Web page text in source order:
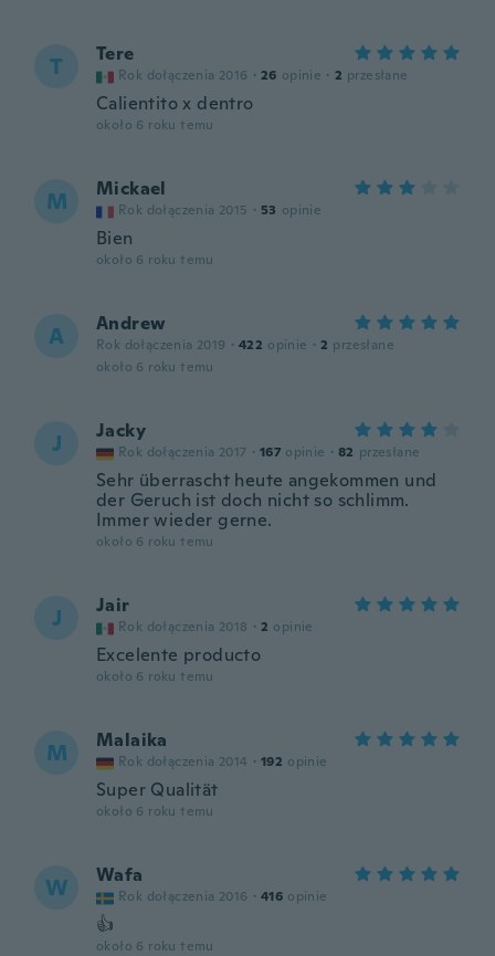
T Tere
Rok dołączenia 2016 · 26 opinie · 2 przesłane
Calientito x dentro
około 6 roku temu
M Mickael
Rok dołączenia 2015 · 53 opinie
Bien
około 6 roku temu
A Andrew
Rok dołączenia 2019 · 422 opinie · 2 przesłane
około 6 roku temu
J Jacky
Rok dołączenia 2017 · 167 opinie · 82 przesłane
Sehr überrascht heute angekommen und
der Geruch ist doch nicht so schlimm.
Immer wieder gerne.
około 6 roku temu
J Jair
Rok dołączenia 2018 · 2 opinie
Excelente producto
około 6 roku temu
M Malaika
Rok dołączenia 2014 · 192 opinie
Super Qualität
około 6 roku temu
W Wafa
Rok dołączenia 2016 · 416 opinie
👍
około 6 roku temu